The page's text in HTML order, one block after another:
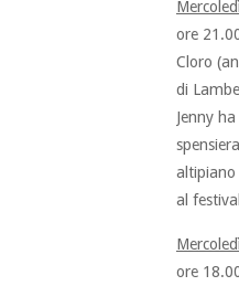
ore
Cloro
di
Jenny
altipiano
al
ore